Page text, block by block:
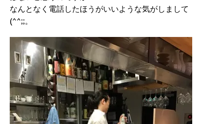
なんとなく電話したほうがいいような気がしまして
(^^;;。